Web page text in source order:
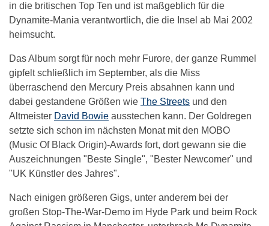
in die britischen Top Ten und ist maßgeblich für die
Dynamite-Mania verantwortlich, die die Insel ab Mai 2002
heimsucht.
Das Album sorgt für noch mehr Furore, der ganze Rummel
gipfelt schließlich im September, als die Miss
überraschend den Mercury Preis absahnen kann und
dabei gestandene Größen wie The Streets und den
Altmeister David Bowie ausstechen kann. Der Goldregen
setzte sich schon im nächsten Monat mit den MOBO
(Music Of Black Origin)-Awards fort, dort gewann sie die
Auszeichnungen "Beste Single", "Bester Newcomer" und
"UK Künstler des Jahres".
Nach einigen größeren Gigs, unter anderem bei der
großen Stop-The-War-Demo im Hyde Park und beim Rock